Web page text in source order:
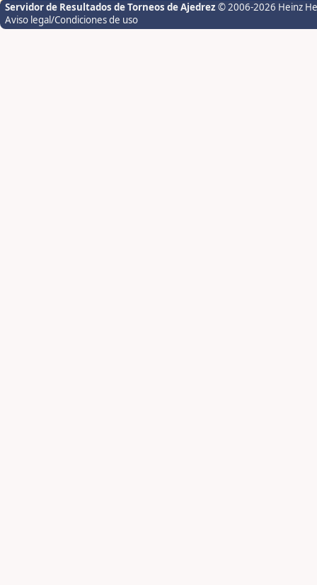
Servidor de Resultados de Torneos de Ajedrez © 2006-2026 Heinz
Aviso legal/Condiciones de uso